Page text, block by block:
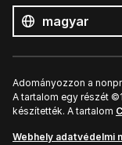
nyelv
Nyelv
Adományozzon a
A tartalom egy részét
készítették. A tartalom
Webhely adatvédelmi